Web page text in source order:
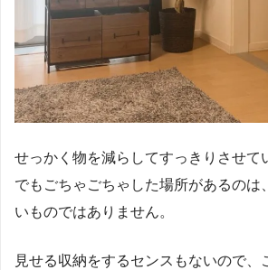
せっかく物を減らしてすっきりさせて
でもごちゃごちゃした場所があるのは
いものではありません。
見せる収納をするセンスもないので、